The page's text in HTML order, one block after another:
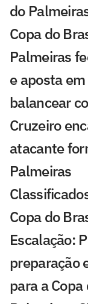
do
Copa do
Palmeiras
e aposta
balancear
Cruzeiro
atacante
Palmeiras
Copa do
Escalação:
preparação
para a